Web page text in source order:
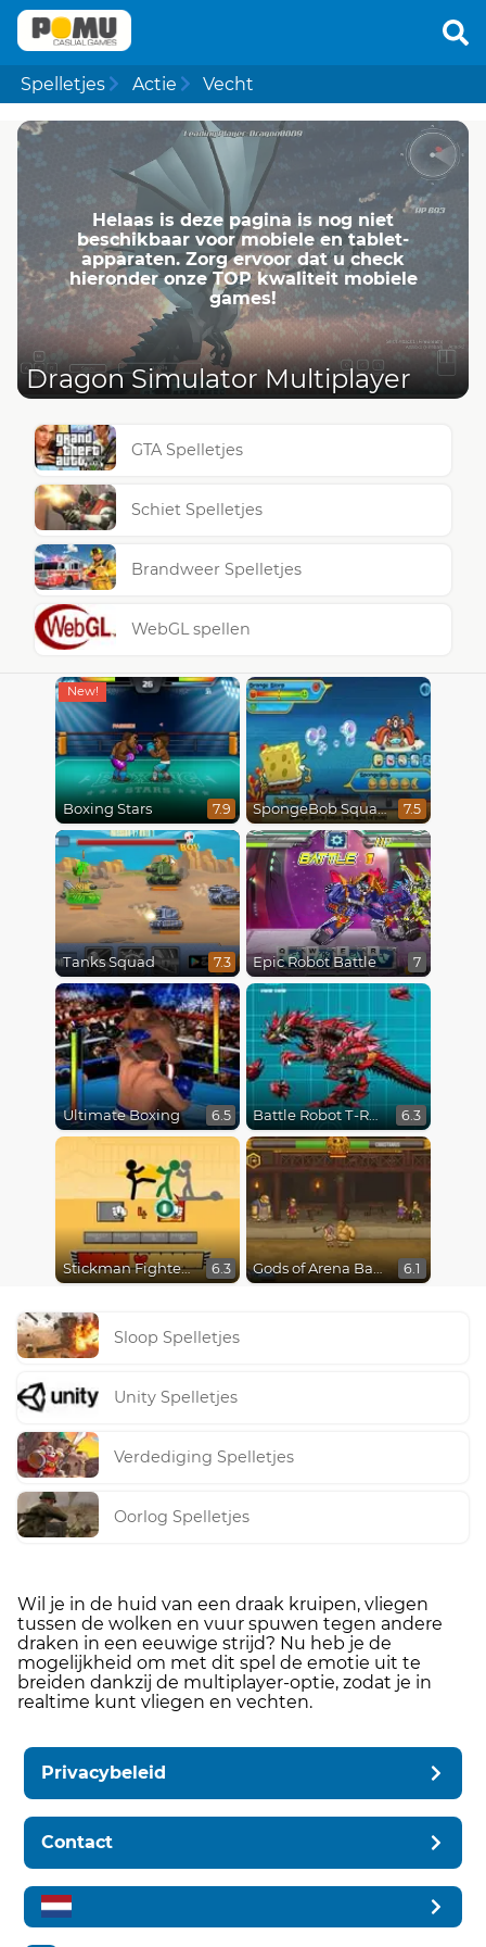
Spelletjes Actie Vecht
Helaas is deze pagina is nog niet
beschikbaar voor mobiele en tablet-
apparaten. Zorg ervoor dat u check
hieronder onze TOP kwaliteit mobiele
games!
Dragon Simulator Multiplayer
GTA Spelletjes
Schiet Spelletjes
Brandweer Spelletjes
WebGL spellen
Boxing Stars 7.9 SpongeBob SquarePants : Monster Island Adventures 7.5
Tanks Squad 7.3 Epic Robot Battle 7
Ultimate Boxing 6.5 Battle Robot T-Rex Age 6.3
Stickman Fighter Epic Battles 6.3 Gods of Arena Battles 6.1
Sloop Spelletjes
Unity Spelletjes
Verdediging Spelletjes
Oorlog Spelletjes
Wil je in de huid van een draak kruipen, vliegen
tussen de wolken en vuur spuwen tegen andere
draken in een eeuwige strijd? Nu heb je de
mogelijkheid om met dit spel de emotie uit te
breiden dankzij de multiplayer-optie, zodat je in
realtime kunt vliegen en vechten.
Privacybeleid
Contact